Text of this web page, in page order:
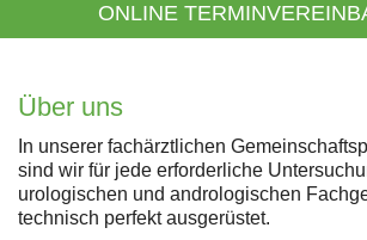
ONLINE
Über uns
In unserer fachärztlichen
sind wir für jede erforderliche
urologischen und andrologischen
technisch perfekt ausgerüstet.